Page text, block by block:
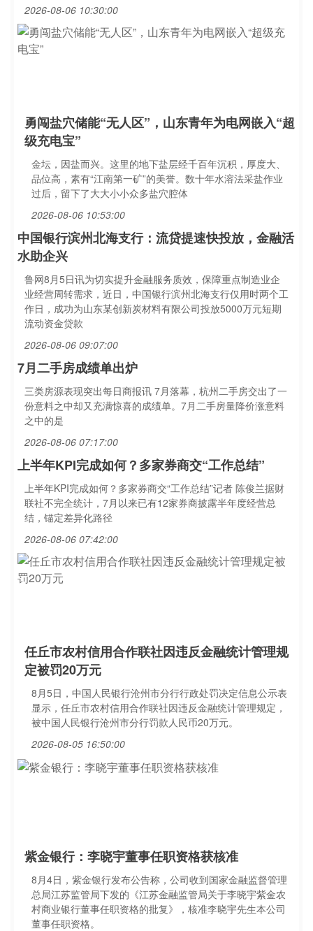
2026-08-06 10:30:00
勇闯盐穴储能“无人区”，山东青年为电网嵌入“超
级充电宝”
金坛，因盐而兴。这里的地下盐层经千百年沉积，厚度大、
品位高，素有“江南第一矿”的美誉。数十年水溶法采盐作业
过后，留下了大大小小众多盐穴腔体
2026-08-06 10:53:00
中国银行滨州北海支行：流贷提速快投放，金融活
水助企兴
鲁网8月5日讯为切实提升金融服务质效，保障重点制造业企
业经营周转需求，近日，中国银行滨州北海支行仅用时两个工
作日，成功为山东某创新炭材料有限公司投放5000万元短期
流动资金贷款
2026-08-06 09:07:00
7月二手房成绩单出炉
三类房源表现突出每日商报讯 7月落幕，杭州二手房交出了一
份意料之中却又充满惊喜的成绩单。7月二手房量降价涨意料
之中的是
2026-08-06 07:17:00
上半年KPI完成如何？多家券商交“工作总结”
上半年KPI完成如何？多家券商交“工作总结”记者 陈俊兰据财
联社不完全统计，7月以来已有12家券商披露半年度经营总
结，锚定差异化路径
2026-08-06 07:42:00
任丘市农村信用合作联社因违反金融统计管理规
定被罚20万元
8月5日，中国人民银行沧州市分行行政处罚决定信息公示表
显示，任丘市农村信用合作联社因违反金融统计管理规定，
被中国人民银行沧州市分行罚款人民币20万元。
2026-08-05 16:50:00
紫金银行：李晓宇董事任职资格获核准
8月4日，紫金银行发布公告称，公司收到国家金融监督管理
总局江苏监管局下发的《江苏金融监管局关于李晓宇紫金农
村商业银行董事任职资格的批复》，核准李晓宇先生本公司
董事任职资格。